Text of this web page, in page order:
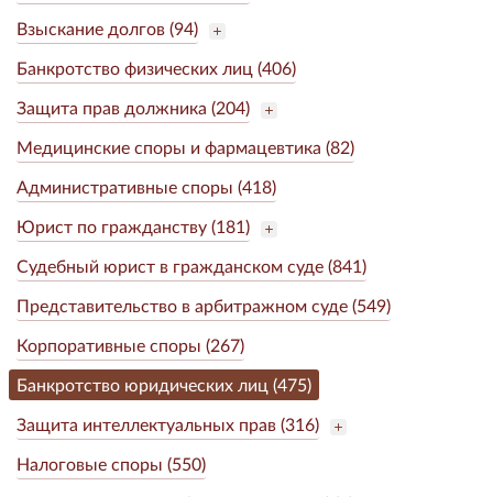
Взыскание долгов (94)
Банкротство физических лиц (406)
Защита прав должника (204)
Медицинские споры и фармацевтика (82)
Административные споры (418)
Юрист по гражданству (181)
Судебный юрист в гражданском суде (841)
Представительство в арбитражном суде (549)
Корпоративные споры (267)
Банкротство юридических лиц (475)
Защита интеллектуальных прав (316)
Налоговые споры (550)